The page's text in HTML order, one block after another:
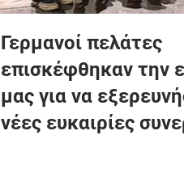
Γερμανοί πελάτες
επισκέφθηκαν την
μας για να
νέες ευκαιρίες